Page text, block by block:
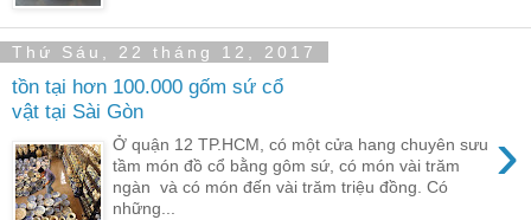
Thứ Sáu, 22 tháng 12, 2017
tồn tại hơn 100.000 gốm sứ cổ
vật tại Sài Gòn
›
Ở quận 12 TP.HCM, có một cửa hang chuyên sưu
tầm món đồ cổ bằng gôm sứ, có món vài trăm
ngàn và có món đến vài trăm triệu đồng. Có
những...